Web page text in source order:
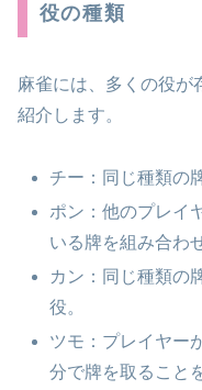
役の種類
麻雀には、多くの役が
紹介します。
チー：同じ種類の
ポン：他のプレイ
いる牌を組み合わ
カン：同じ種類の
役。
ツモ：プレイヤー
分で牌を取ること